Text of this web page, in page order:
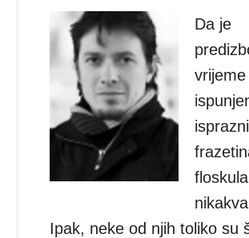
Da je
vrijeme
Ipak, neke od njih toliko su